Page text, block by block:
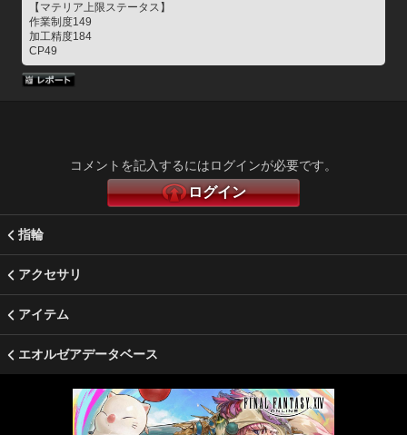
【マテリア上限ステータス】
作業制度149
加工精度184
CP49
コメントを記入するにはログインが必要です。
ログイン
指輪
アクセサリ
アイテム
エオルゼアデータベース